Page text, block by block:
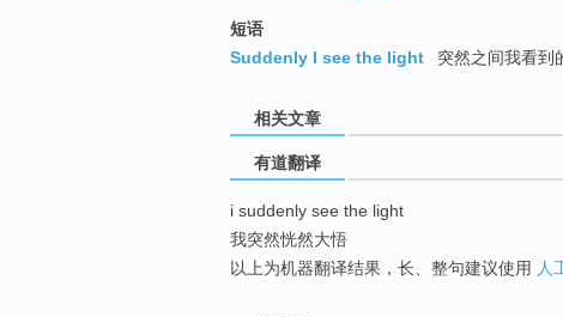
短语
Suddenly I see the light
突然之间我看到
相关文章
有道翻译
i suddenly see the light
我突然恍然大悟
以上为机器翻译结果，长、整句建议使用 人